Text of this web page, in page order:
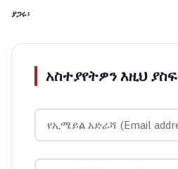
ያጋሩ፡
አስተያየትዎን እዚህ